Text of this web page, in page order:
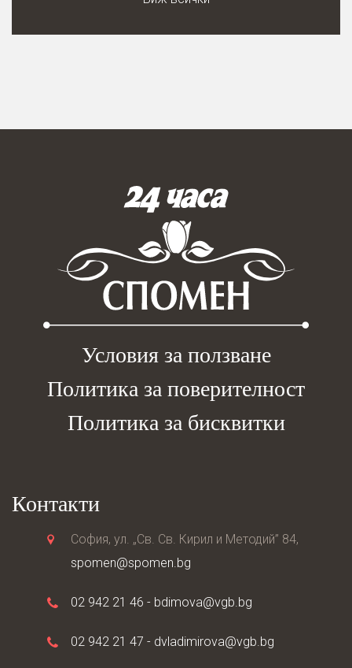
Условия за ползване
Политика за поверителност
Политика за бисквитки
Контакти
София, ул. „Св. Св. Кирил и Методий” 84,
spomen@spomen.bg
02 942 21 46 - bdimova@vgb.bg
02 942 21 47 - dvladimirova@vgb.bg